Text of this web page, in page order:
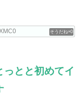
0
とと初めてイ